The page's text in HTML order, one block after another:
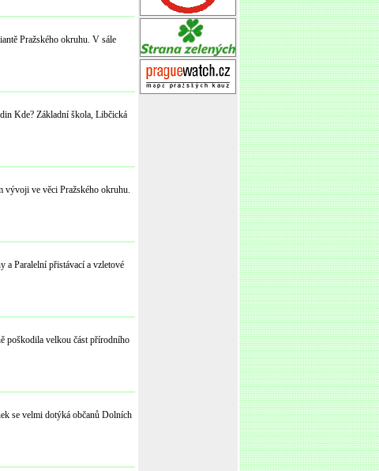
Pražského okruhu. V sále
Kde? Základní škola, Libčická
vývoji ve věci Pražského okruhu.
Paralelní přistávací a vzletové
poškodila velkou část přírodního
se velmi dotýká občanů Dolních